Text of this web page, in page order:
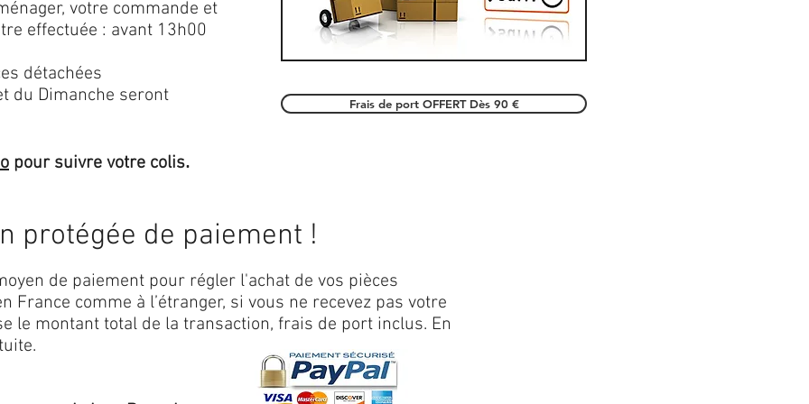
votre commande et
effectuée : avant 13h00
détachées
du Dimanche seront
pour suivre votre colis.
Frais de port OFFERT Dès 90 €
protégée de paiement !
de paiement pour régler l'achat de vos pièces
France comme à l’étranger, si vous ne recevez pas votre
le montant total de la transaction, frais de port inclus. En